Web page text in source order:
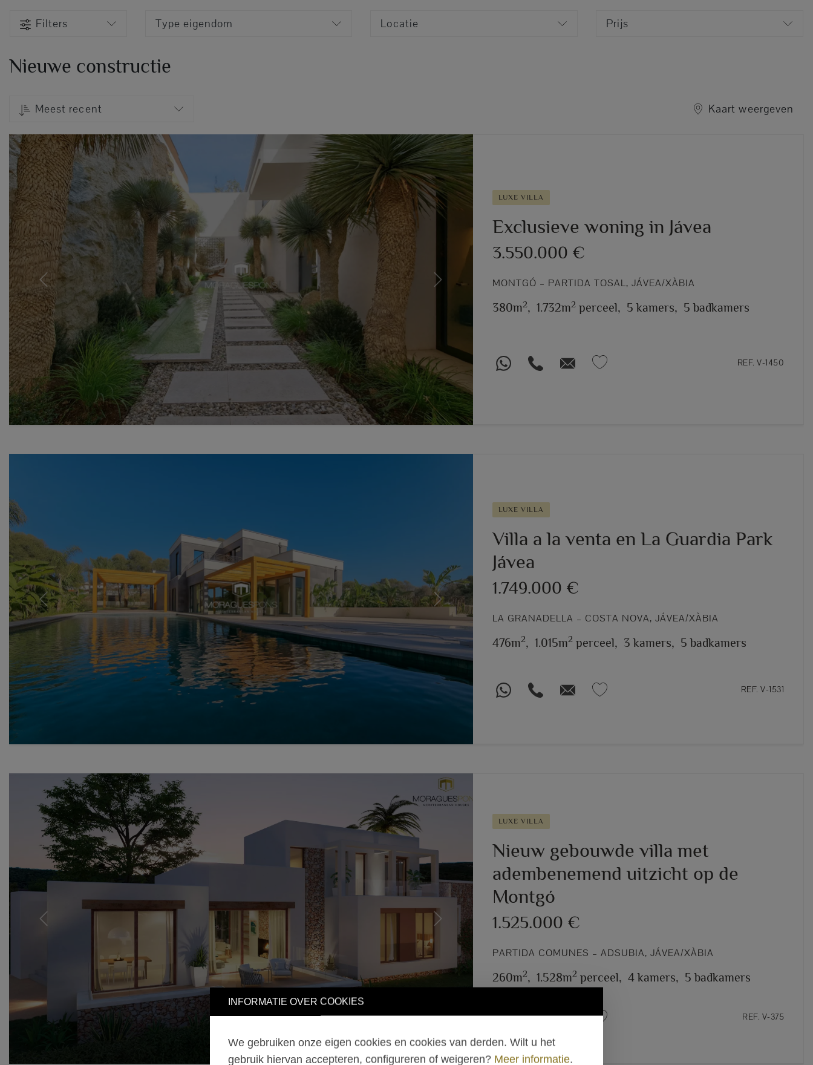
INFORMATIE OVER COOKIES
We gebruiken onze eigen cookies en cookies van derden. Wilt u het
gebruik hiervan accepteren, configureren of weigeren? Meer informatie.
Filters Type eigendom Locatie Prijs
Nieuwe constructie
Meest recent Kaart weergeven
Previous Next
LUXE VILLA
Exclusieve woning in Jávea
3.550.000 €
MONTGÓ – PARTIDA TOSAL, JÁVEA/XÀBIA
380m2, 1.732m2 perceel, 5 kamers, 5 badkamers
REF. V-1450
Previous Next
LUXE VILLA
Villa a la venta en La Guardia Park
Jávea
1.749.000 €
LA GRANADELLA – COSTA NOVA, JÁVEA/XÀBIA
476m2, 1.015m2 perceel, 3 kamers, 5 badkamers
REF. V-1531
Previous Next
LUXE VILLA
Nieuw gebouwde villa met
adembenemend uitzicht op de
Montgó
1.525.000 €
PARTIDA COMUNES – ADSUBIA, JÁVEA/XÀBIA
260m2, 1.528m2perceel, 4 kamers, 5 badkamers
REF. V-375